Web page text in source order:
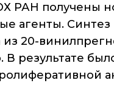
РАН получены
агенты.
20-
результате